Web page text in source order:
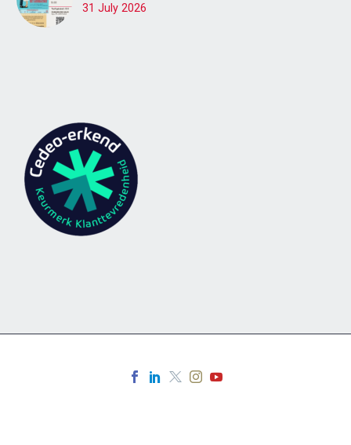
31 July 2026